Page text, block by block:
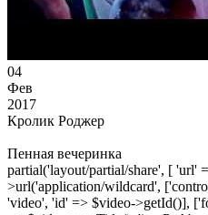
04
Фев
2017
Кролик Роджер
Пенная вечеринка
partial('layout/partial/share', [ 'url'
>url('application/wildcard',
'video', 'id' => $video->getId()],